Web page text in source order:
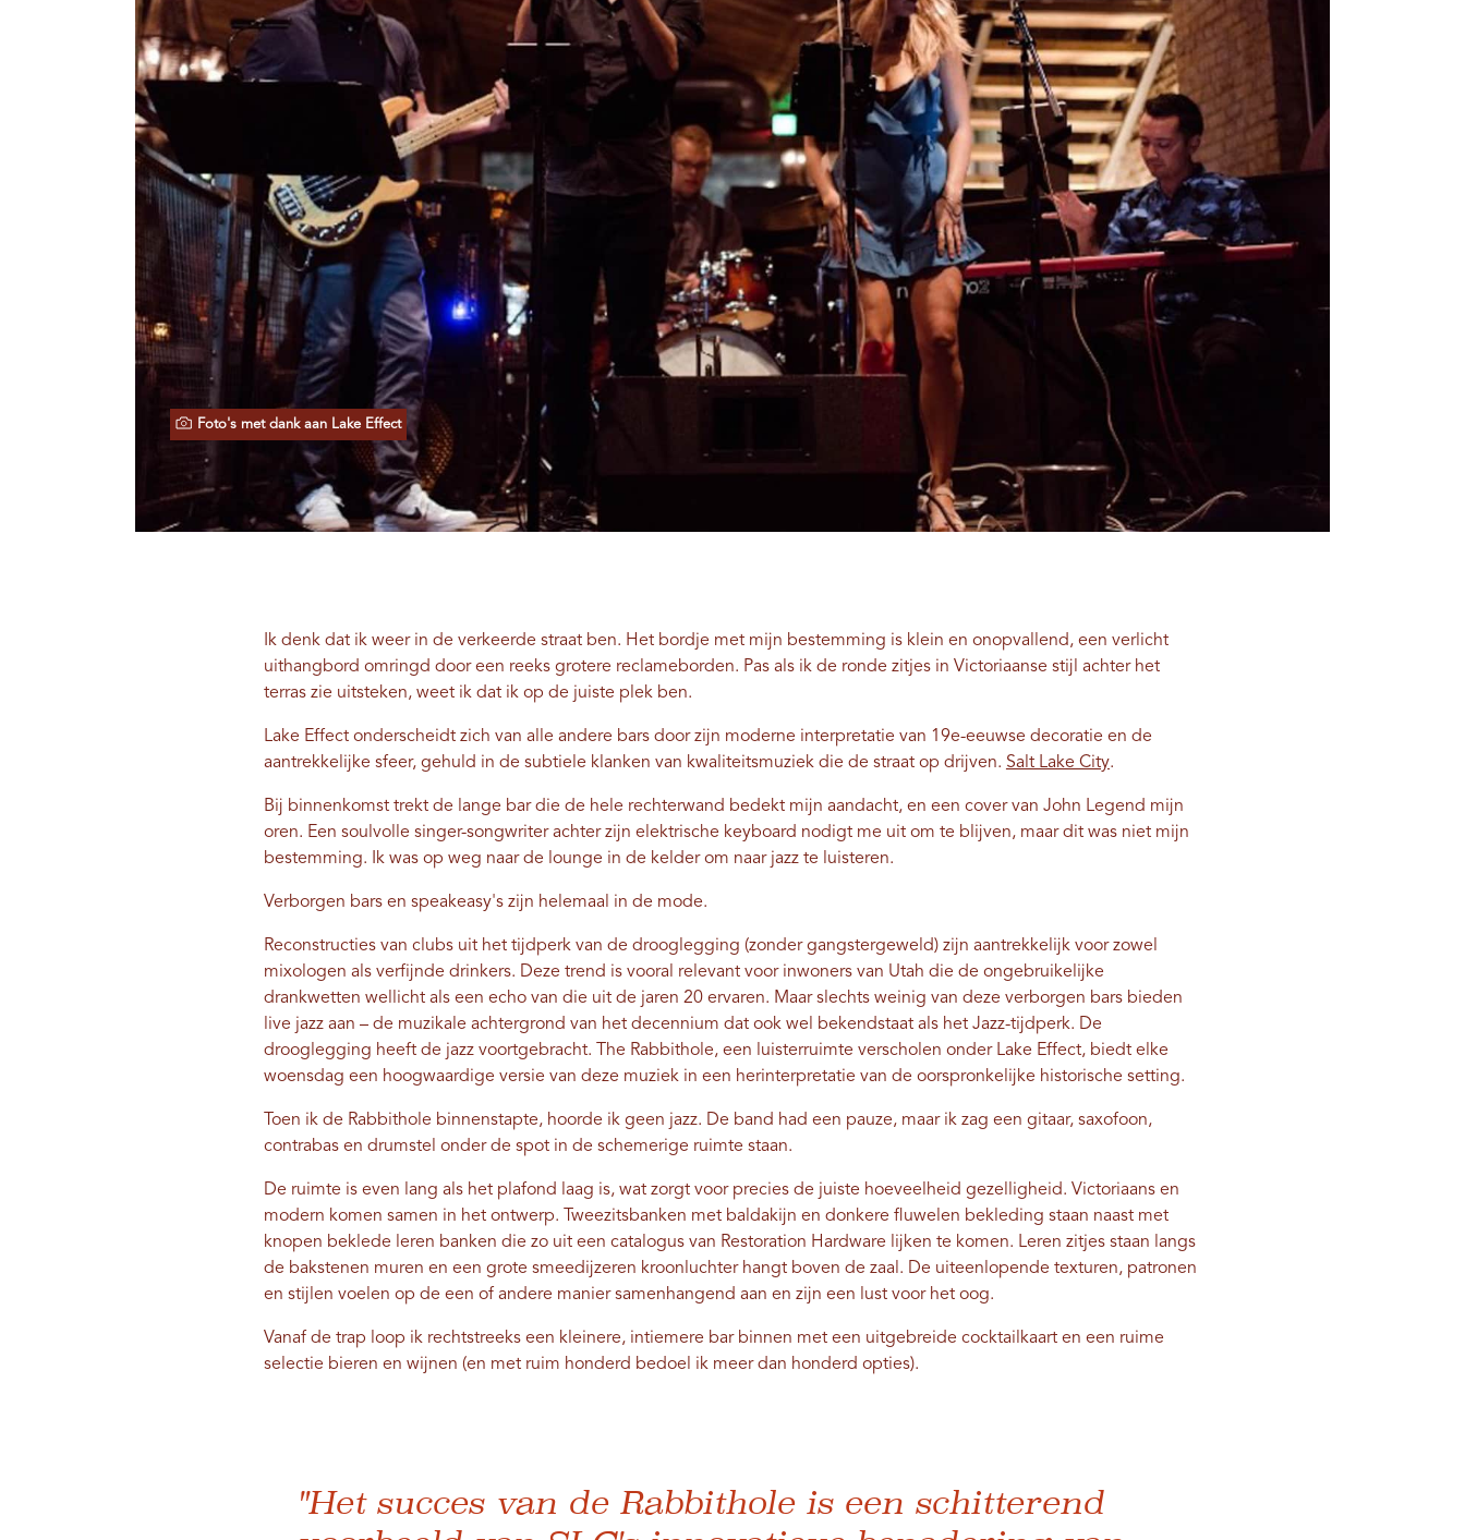
Foto's met dank aan Lake Effect
Ik denk dat ik weer in de verkeerde straat ben. Het bordje met mijn bestemming is klein en onopvallend, een verlicht
uithangbord omringd door een reeks grotere reclameborden. Pas als ik de ronde zitjes in Victoriaanse stijl achter het
terras zie uitsteken, weet ik dat ik op de juiste plek ben.
Lake Effect onderscheidt zich van alle andere bars door zijn moderne interpretatie van 19e-eeuwse decoratie en de
aantrekkelijke sfeer, gehuld in de subtiele klanken van kwaliteitsmuziek die de straat op drijven. Salt Lake City.
Bij binnenkomst trekt de lange bar die de hele rechterwand bedekt mijn aandacht, en een cover van John Legend mijn
oren. Een soulvolle singer-songwriter achter zijn elektrische keyboard nodigt me uit om te blijven, maar dit was niet mijn
bestemming. Ik was op weg naar de lounge in de kelder om naar jazz te luisteren.
Verborgen bars en speakeasy's zijn helemaal in de mode.
Reconstructies van clubs uit het tijdperk van de drooglegging (zonder gangstergeweld) zijn aantrekkelijk voor zowel
mixologen als verfijnde drinkers. Deze trend is vooral relevant voor inwoners van Utah die de ongebruikelijke
drankwetten wellicht als een echo van die uit de jaren 20 ervaren. Maar slechts weinig van deze verborgen bars bieden
live jazz aan – de muzikale achtergrond van het decennium dat ook wel bekendstaat als het Jazz-tijdperk. De
drooglegging heeft de jazz voortgebracht. The Rabbithole, een luisterruimte verscholen onder Lake Effect, biedt elke
woensdag een hoogwaardige versie van deze muziek in een herinterpretatie van de oorspronkelijke historische setting.
Toen ik de Rabbithole binnenstapte, hoorde ik geen jazz. De band had een pauze, maar ik zag een gitaar, saxofoon,
contrabas en drumstel onder de spot in de schemerige ruimte staan.
De ruimte is even lang als het plafond laag is, wat zorgt voor precies de juiste hoeveelheid gezelligheid. Victoriaans en
modern komen samen in het ontwerp. Tweezitsbanken met baldakijn en donkere fluwelen bekleding staan ​​naast met
knopen beklede leren banken die zo uit een catalogus van Restoration Hardware lijken te komen. Leren zitjes staan ​​langs
de bakstenen muren en een grote smeedijzeren kroonluchter hangt boven de zaal. De uiteenlopende texturen, patronen
en stijlen voelen op de een of andere manier samenhangend aan en zijn een lust voor het oog.
Vanaf de trap loop ik rechtstreeks een kleinere, intiemere bar binnen met een uitgebreide cocktailkaart en een ruime
selectie bieren en wijnen (en met ruim honderd bedoel ik meer dan honderd opties).
"Het succes van de Rabbithole is een schitterend